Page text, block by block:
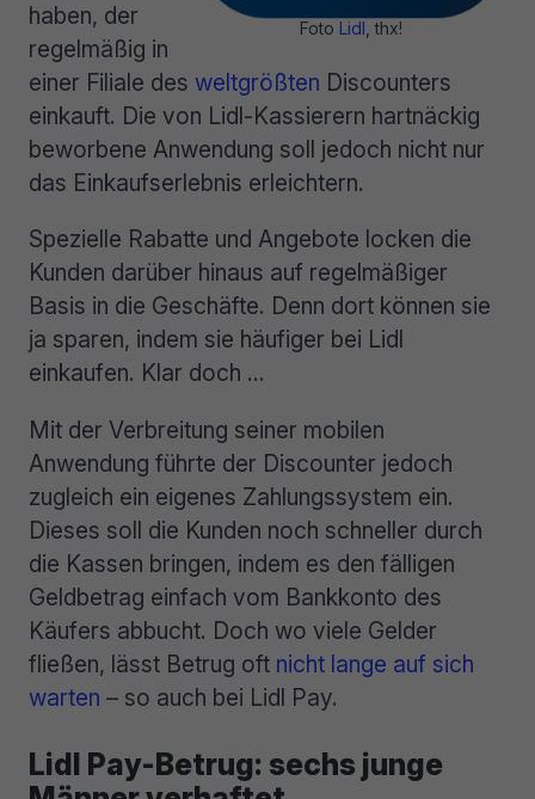
Foto Lidl , thx!
haben, der
regelmäßig in
einer Filiale des weltgrößten Discounters
einkauft. Die von Lidl-Kassierern hartnäckig
beworbene Anwendung soll jedoch nicht nur
das Einkaufserlebnis erleichtern.
Spezielle Rabatte und Angebote locken die
Kunden darüber hinaus auf regelmäßiger
Basis in die Geschäfte. Denn dort können sie
ja sparen, indem sie häufiger bei Lidl
einkaufen. Klar doch …
Mit der Verbreitung seiner mobilen
Anwendung führte der Discounter jedoch
zugleich ein eigenes Zahlungssystem ein.
Dieses soll die Kunden noch schneller durch
die Kassen bringen, indem es den fälligen
Geldbetrag einfach vom Bankkonto des
Käufers abbucht. Doch wo viele Gelder
fließen, lässt Betrug oft nicht lange auf sich
warten – so auch bei Lidl Pay.
Lidl Pay-Betrug: sechs junge